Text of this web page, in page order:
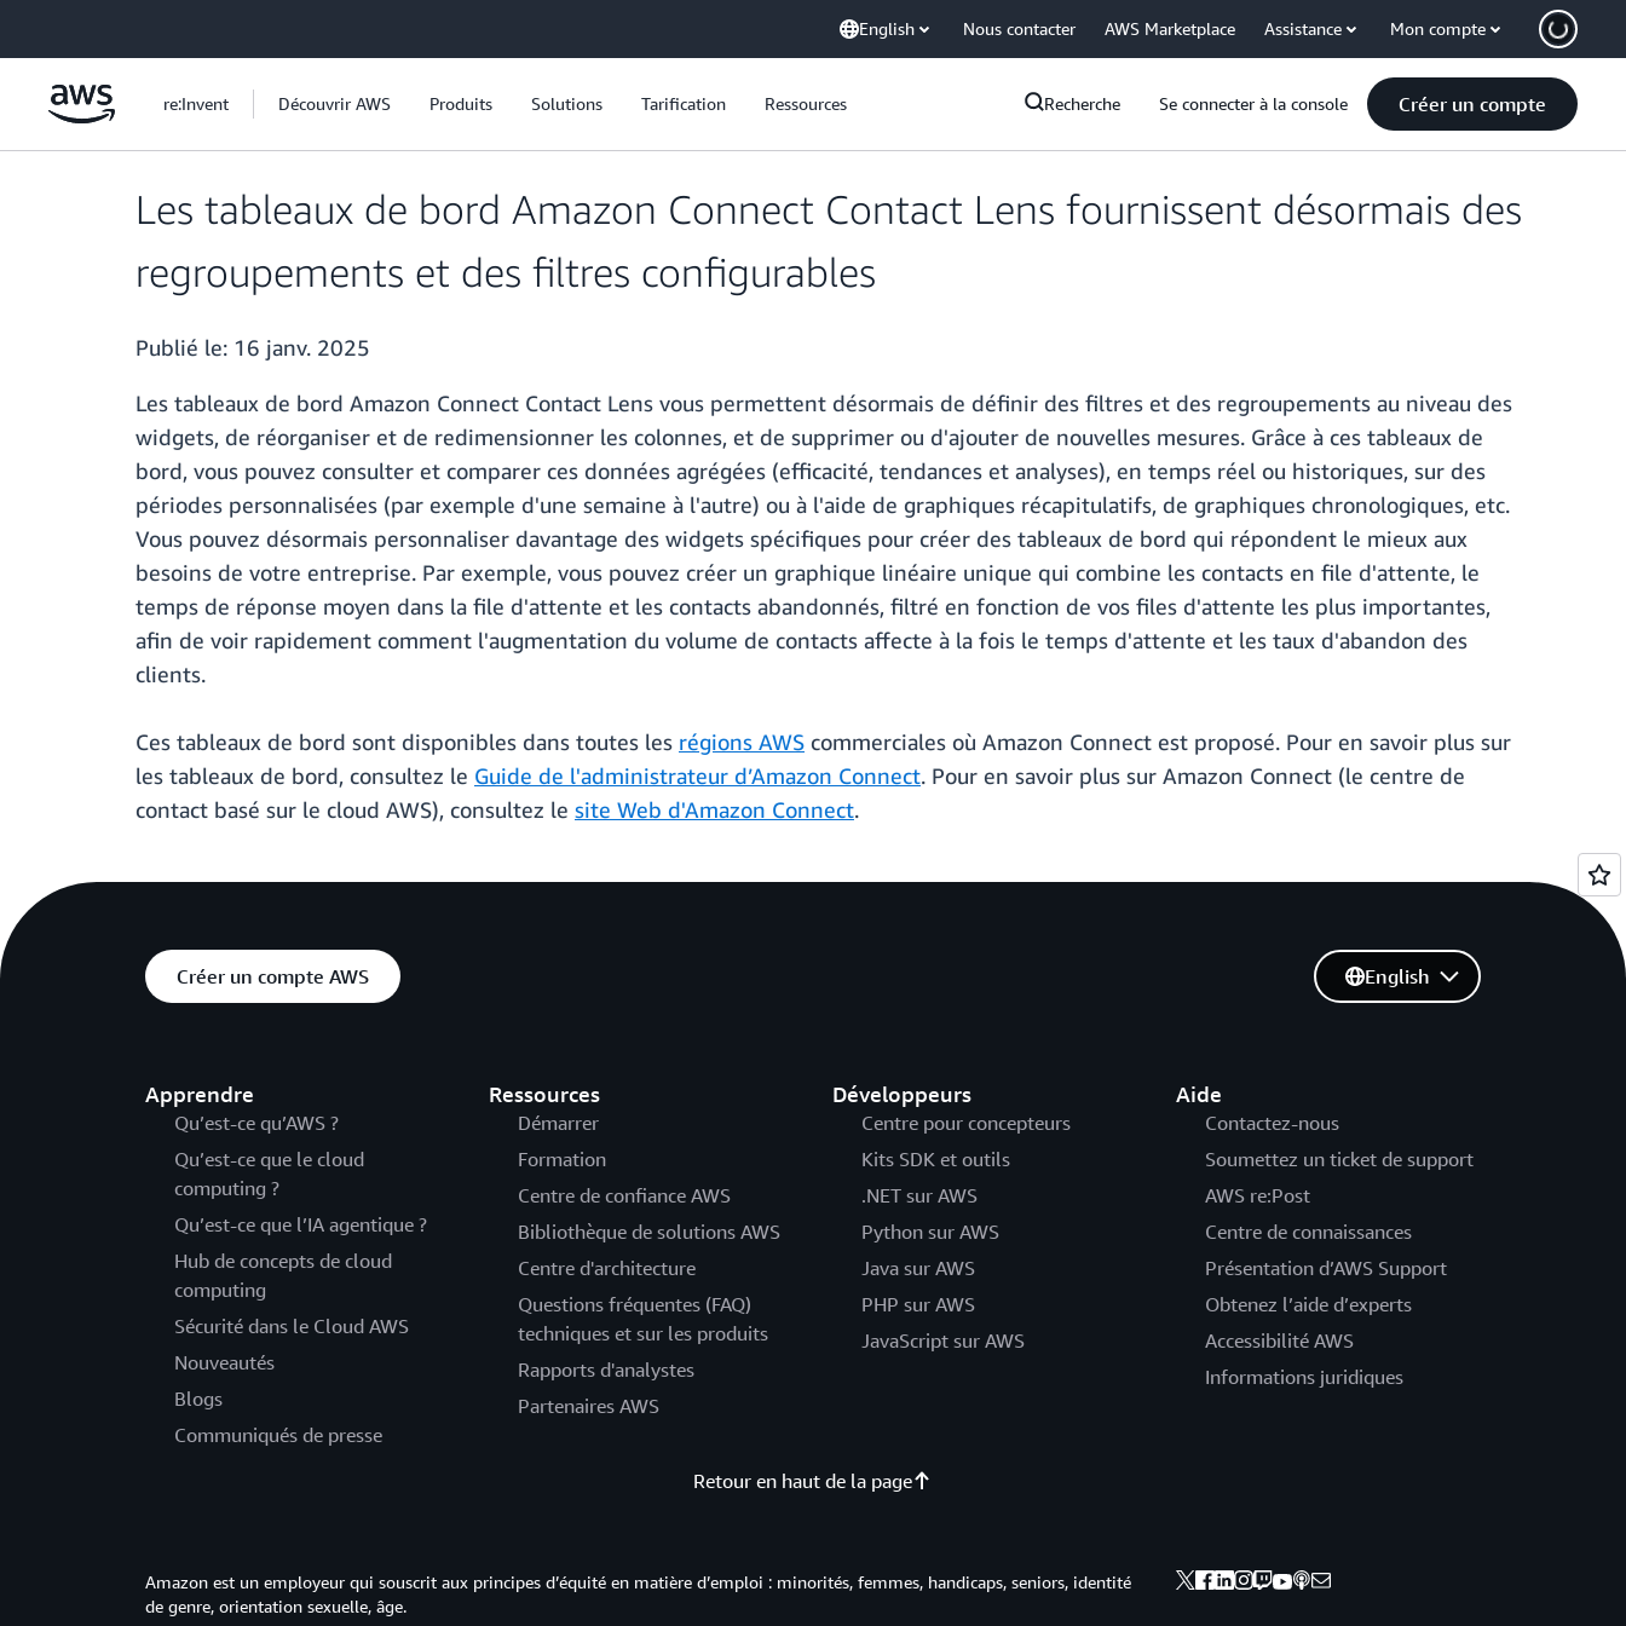
English Nous contacter AWS Marketplace Assistance Mon compte
re:Invent Découvrir AWS Produits Solutions Tarification Ressources Recherche Se connecter à la console Créer un compte
Les tableaux de bord Amazon Connect Contact Lens fournissent désormais des
regroupements et des filtres configurables
Publié le: 16 janv. 2025
Les tableaux de bord Amazon Connect Contact Lens vous permettent désormais de définir des filtres et des regroupements au niveau des
widgets, de réorganiser et de redimensionner les colonnes, et de supprimer ou d'ajouter de nouvelles mesures. Grâce à ces tableaux de
bord, vous pouvez consulter et comparer ces données agrégées (efficacité, tendances et analyses), en temps réel ou historiques, sur des
périodes personnalisées (par exemple d'une semaine à l'autre) ou à l'aide de graphiques récapitulatifs, de graphiques chronologiques, etc.
Vous pouvez désormais personnaliser davantage des widgets spécifiques pour créer des tableaux de bord qui répondent le mieux aux
besoins de votre entreprise. Par exemple, vous pouvez créer un graphique linéaire unique qui combine les contacts en file d'attente, le
temps de réponse moyen dans la file d'attente et les contacts abandonnés, filtré en fonction de vos files d'attente les plus importantes,
afin de voir rapidement comment l'augmentation du volume de contacts affecte à la fois le temps d'attente et les taux d'abandon des
clients.
Ces tableaux de bord sont disponibles dans toutes les régions AWS commerciales où Amazon Connect est proposé. Pour en savoir plus sur
les tableaux de bord, consultez le Guide de l'administrateur d’Amazon Connect. Pour en savoir plus sur Amazon Connect (le centre de
contact basé sur le cloud AWS), consultez le site Web d'Amazon Connect.
Créer un compte AWS
Apprendre
Qu’est-ce qu’AWS ?
Qu’est-ce que le cloud
computing ?
Qu’est-ce que l’IA agentique ?
Hub de concepts de cloud
computing
Sécurité dans le Cloud AWS
Nouveautés
Blogs
Communiqués de presse
Ressources
Démarrer
Formation
Centre de confiance AWS
Bibliothèque de solutions AWS
Centre d'architecture
Questions fréquentes (FAQ)
techniques et sur les produits
Rapports d'analystes
Partenaires AWS
Développeurs
Centre pour concepteurs
Kits SDK et outils
.NET sur AWS
Python sur AWS
Java sur AWS
PHP sur AWS
JavaScript sur AWS
Aide
Contactez-nous
Soumettez un ticket de support
AWS re:Post
Centre de connaissances
Présentation d’AWS Support
Obtenez l’aide d’experts
Accessibilité AWS
Informations juridiques
English
Retour en haut de la page
Amazon est un employeur qui souscrit aux principes d’équité en matière d’emploi : minorités, femmes, handicaps, seniors, identité
de genre, orientation sexuelle, âge.